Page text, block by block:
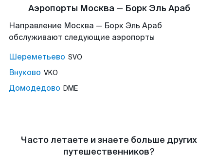
Аэропорты Москва — Борк Эль Араб
Направление Москва — Борк Эль Араб
обслуживают следующие аэропорты
Шереметьево SVO
Внуково VKO
Домодедово DME
Часто летаете и знаете больше других
путешественников?